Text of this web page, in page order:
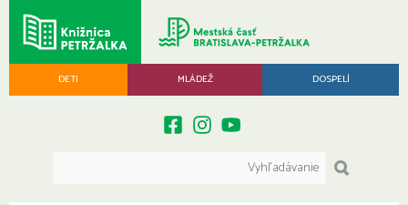
DETI MLÁDEŽ DOSPELÍ